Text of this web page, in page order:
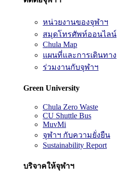
หน่วยงานของจุฬาฯ
สมุดโทรศัพท์ออนไลน์
Chula Map
แผนที่และการเดินทาง
ร่วมงานกับจุฬาฯ
Green University
Chula Zero Waste
CU Shuttle Bus
MuvMi
จุฬาฯ กับความยั่งยืน
Sustainability Report
บริจาคให้จุฬาฯ